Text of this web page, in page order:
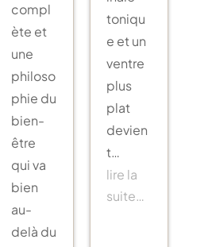
compl
ète et
une
philoso
phie du
bien-
être
qui va
bien
au-
delà du
toniqu
e et un
ventre
plus
plat
devien
t…
lire la
suite…